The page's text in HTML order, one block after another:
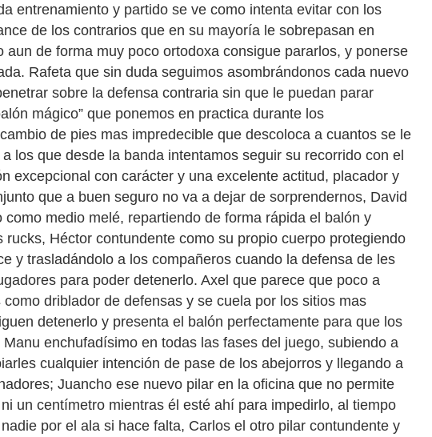
entrenamiento y partido se ve como intenta evitar con los
de los contrarios que en su mayoría le sobrepasan en
aun de forma muy poco ortodoxa consigue pararlos, y ponerse
Rafeta que sin duda seguimos asombrándonos cada nuevo
sobre la defensa contraria sin que le puedan parar
mágico” que ponemos en practica durante los
de pies mas impredecible que descoloca a cuantos se le
los que desde la banda intentamos seguir su recorrido con el
excepcional con carácter y una excelente actitud, placador y
que a buen seguro no va a dejar de sorprendernos, David
medio melé, repartiendo de forma rápida el balón y
Héctor contundente como su propio cuerpo protegiendo
y trasladándolo a los compañeros cuando la defensa de les
para poder detenerlo. Axel que parece que poco a
driblador de defensas y se cuela por los sitios mas
detenerlo y presenta el balón perfectamente para que los
enchufadísimo en todas las fases del juego, subiendo a
cualquier intención de pase de los abejorros y llegando a
Juancho ese nuevo pilar en la oficina que no permite
un centímetro mientras él esté ahí para impedirlo, al tiempo
por el ala si hace falta, Carlos el otro pilar contundente y